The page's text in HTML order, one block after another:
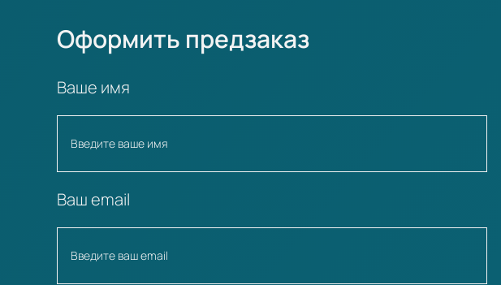
Оформить предзаказ
Ваше имя
Ваш email